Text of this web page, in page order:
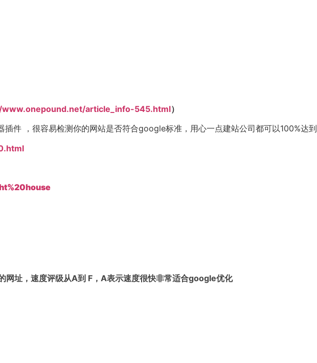
article_info-545.html）
件 ，很容易检测你的网站是否符合google标准，用心一点建站公司都可以100%达到
址，速度评级从A到 F，A表示速度很快非常适合google优化